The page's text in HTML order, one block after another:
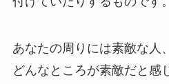
あなたの周りには素敵な人
どんなところが素敵だと感